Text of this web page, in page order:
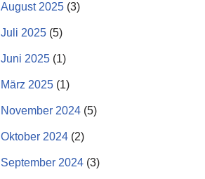
August 2025 (3)
Juli 2025 (5)
Juni 2025 (1)
März 2025 (1)
November 2024 (5)
Oktober 2024 (2)
September 2024 (3)